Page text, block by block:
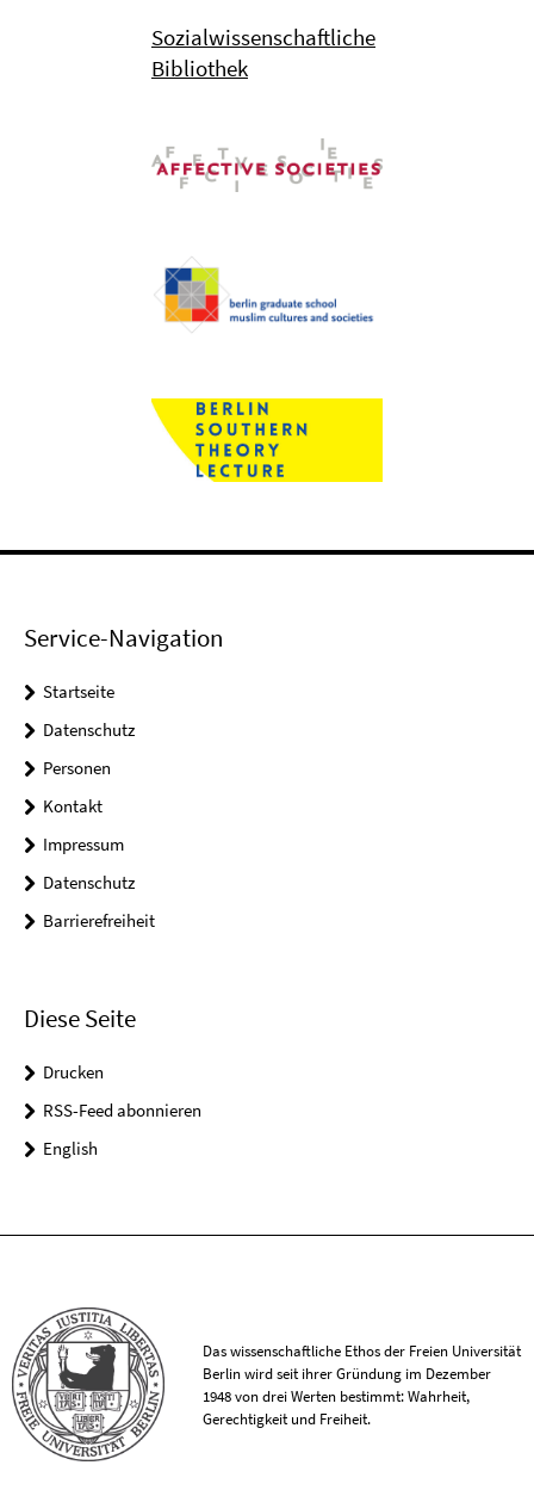
Sozialwissenschaftliche
Bibliothek
Service-Navigation
Startseite
Datenschutz
Personen
Kontakt
Impressum
Datenschutz
Barrierefreiheit
Diese Seite
Drucken
RSS-Feed abonnieren
English
Das wissenschaftliche Ethos der Freien Universität
Berlin wird seit ihrer Gründung im Dezember
1948 von drei Werten bestimmt: Wahrheit,
Gerechtigkeit und Freiheit.